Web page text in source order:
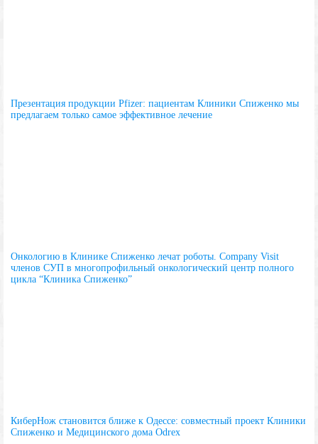
Презентация продукции Pfizer: пациентам Клиники Спиженко мы
предлагаем только самое эффективное лечение
Онкологию в Клинике Спиженко лечат роботы. Company Visit
членов СУП в многопрофильный онкологический центр полного
цикла “Клиника Спиженко”
КиберНож становится ближе к Одессе: совместный проект Клиники
Спиженко и Медицинского дома Odrex